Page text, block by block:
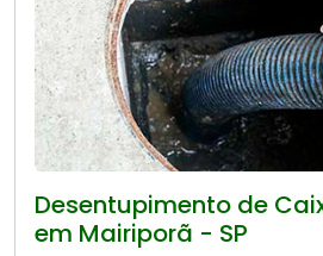
Desentupimento de
em Mairiporã - SP